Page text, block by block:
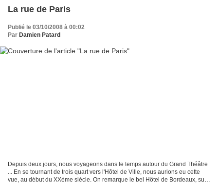
La rue de Paris
Publié le 03/10/2008 à 00:02
Par Damien Patard
Depuis deux jours, nous voyageons dans le temps autour du Grand Théâtre
... En se tournant de trois quart vers l'Hôtel de Ville, nous aurions eu cette
vue, au début du XXème siècle. On remarque le bel Hôtel de Bordeaux, sur